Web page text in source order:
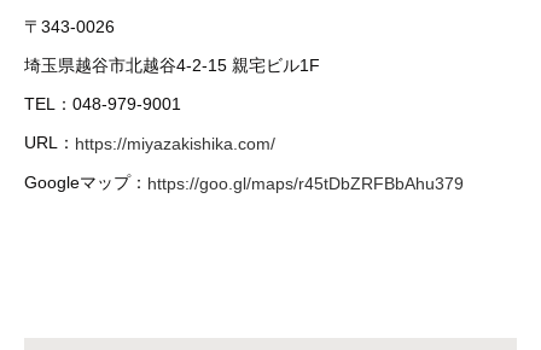
〒343-0026
埼玉県越谷市北越谷4-2-15 親宅ビル1F
TEL：048-979-9001
URL： https://miyazakishika.com/
Googleマップ： https://goo.gl/maps/r45tDbZRFBbAhu379